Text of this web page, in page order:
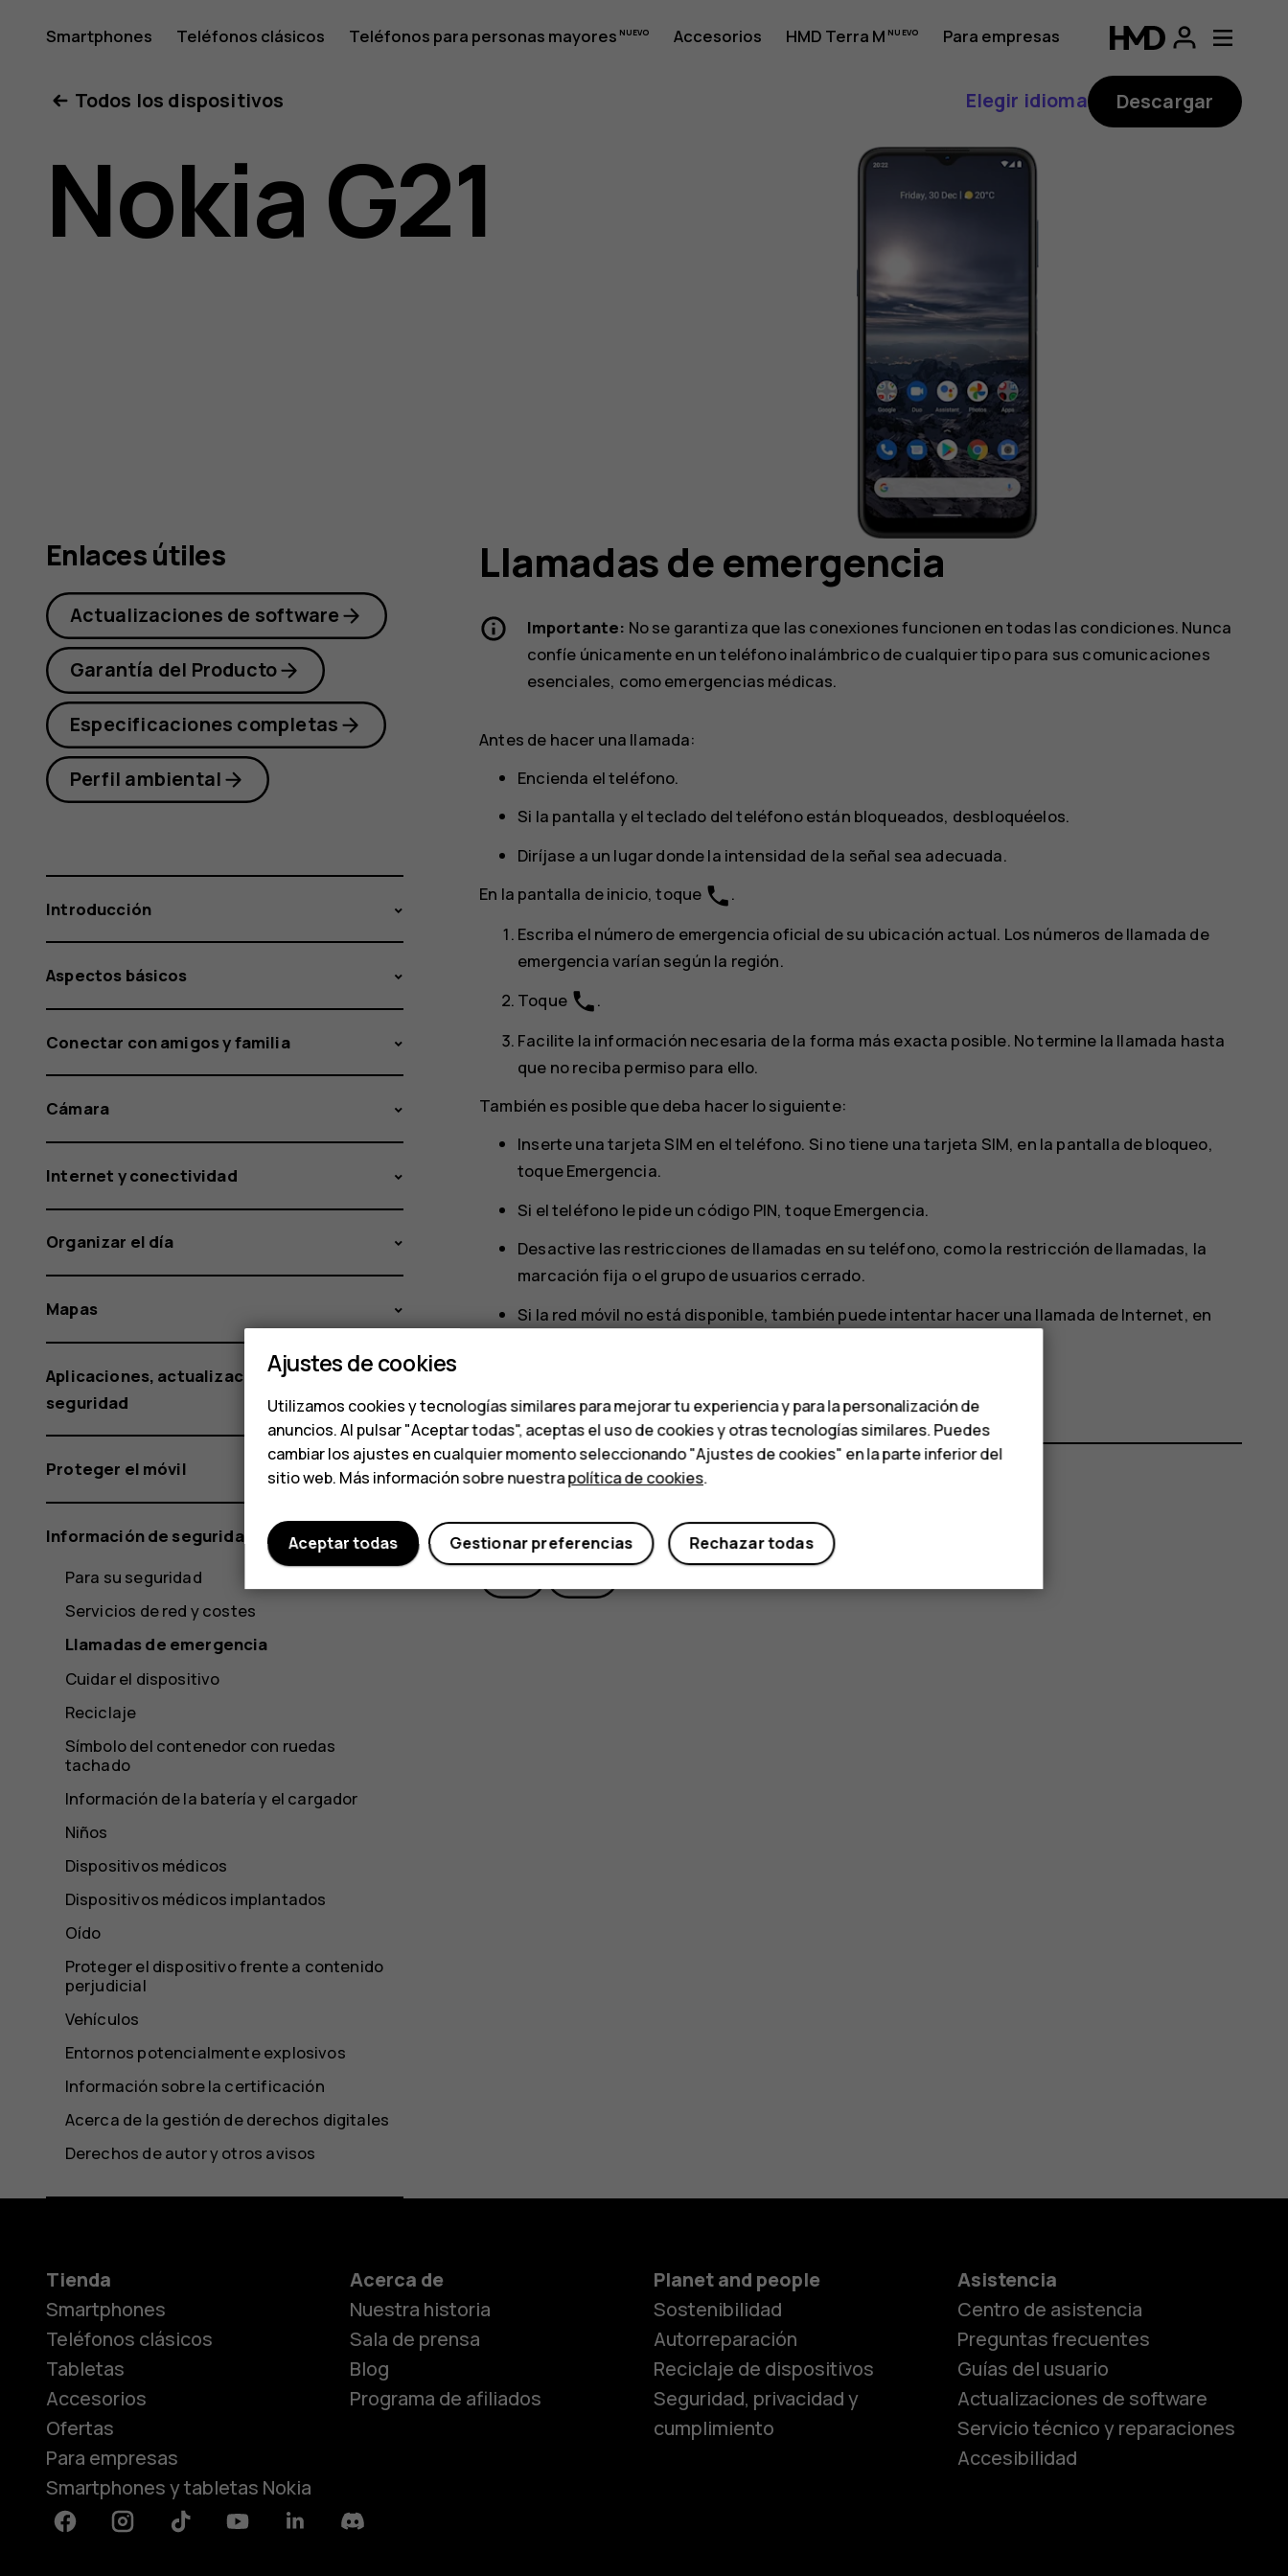
Guía
del
usuario
G21
Smartphones Teléfonos clásicos Teléfonos para personas mayores Accesorios HMD Terra M
Para empresas
Smartphones
Teléfonos clásicos
Teléfonos para
Todos los dispositivos
Elegir idioma Descargar
Nokia G21
Llamadas de emergencia
Importante: No se garantiza que las conexiones funcionen en todas las condiciones. Nunca
confíe únicamente en un teléfono inalámbrico de cualquier tipo para sus comunicaciones
esenciales, como emergencias médicas.
Antes de hacer una llamada:
Encienda el teléfono.
Si la pantalla y el teclado del teléfono están bloqueados, desbloquéelos.
Diríjase a un lugar donde la intensidad de la señal sea adecuada.
En la pantalla de inicio, toque phone.
Escriba el número de emergencia oficial de su ubicación actual. Los números de llamada de
emergencia varían según la región.
Toque phone.
Facilite la información necesaria de la forma más exacta posible. No termine la llamada hasta
que no reciba permiso para ello.
También es posible que deba hacer lo siguiente:
Inserte una tarjeta SIM en el teléfono. Si no tiene una tarjeta SIM, en la pantalla de bloqueo,
toqueEmergencia.
Si el teléfono le pide un código PIN, toqueEmergencia.
Desactive las restricciones de llamadas en su teléfono, como la restricción de llamadas, la
marcación fija o el grupo de usuarios cerrado.
Si la red móvil no está disponible, también puede intentar hacer una llamada de Internet, en
¿Te ha parecido útil?
Sí No
Enlaces útiles
Actualizaciones de software
Garantía del Producto
Especificaciones completas
Perfil ambiental
Introducción
Aspectos básicos
Conectar con amigos y familia
Cámara
Internet y conectividad
Organizar el día
Mapas
Aplicaciones, actualizaciones y copias de
seguridad
Proteger el móvil
Información de seguridad y del producto
Para su seguridad
Servicios de red y costes
Llamadas de emergencia
Cuidar el dispositivo
Reciclaje
Símbolo del contenedor con ruedas
tachado
Información de la batería y el cargador
Niños
Dispositivos médicos
Dispositivos médicos implantados
Oído
Proteger el dispositivo frente a contenido
perjudicial
Vehículos
Entornos potencialmente explosivos
Información sobre la certificación
Acerca de la gestión de derechos digitales
Derechos de autor y otros avisos
Tienda
Smartphones
Teléfonos clásicos
Tabletas
Accesorios
Ofertas
Para empresas
Smartphones y tabletas Nokia
Acerca de
Nuestra historia
Sala de prensa
Blog
Programa de afiliados
Planet and people
Sostenibilidad
Autorreparación
Reciclaje de dispositivos
Seguridad, privacidad y
cumplimiento
Asistencia
Centro de asistencia
Preguntas frecuentes
Guías del usuario
Actualizaciones de software
Servicio técnico y reparaciones
Accesibilidad
FacebookInstagramTiktok YoutubeLinkedinDiscord
Ajustes de cookies
Utilizamos cookies y tecnologías similares para mejorar tu experiencia y para la personalización de
anuncios. Al pulsar "Aceptar todas", aceptas el uso de cookies y otras tecnologías similares. Puedes
cambiar los ajustes en cualquier momento seleccionando "Ajustes de cookies" en la parte inferior del
sitio web. Más información sobre nuestrapolítica de cookies.
Rechazar todas
Gestionar preferencias
Aceptar todas